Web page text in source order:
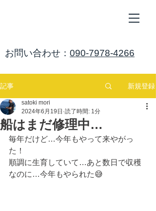
​お問い合わせ： 090-7978-4266
記事 新規登録
船はまだ修理中…
satoki mori
2024年6月19日 読了時間: 1分
毎年だけど…今年もやって来やがっ
た！
順調に生育していて…あと数日で収穫
なのに…今年もやられた😅